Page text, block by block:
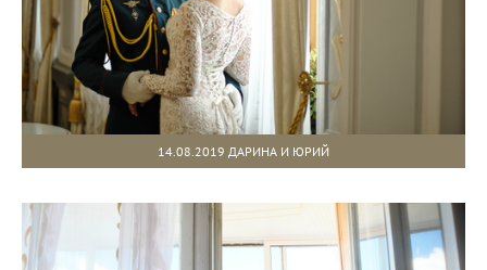
14.08.2019 ДАРИНА И ЮРИЙ